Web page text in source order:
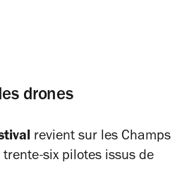
drones
revient sur les Champs
trente-six pilotes issus de